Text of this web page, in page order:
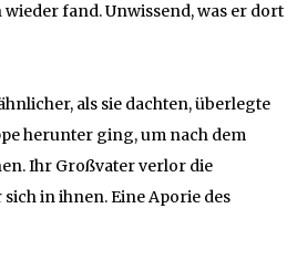
fand. Unwissend, was er dort
als sie dachten, überlegte
herunter ging, um nach dem
Ihr Großvater verlor die
in ihnen. Eine Aporie des